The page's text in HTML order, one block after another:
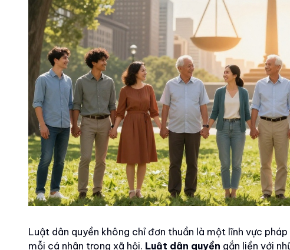
Luật dân quyền không chỉ đơn thuần là một lĩnh vực
mỗi cá nhân trong xã hội. Luật dân quyền gắn liền với